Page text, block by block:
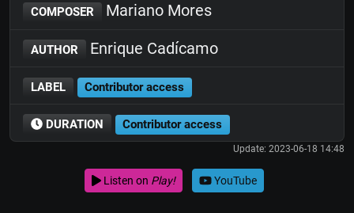
COMPOSER Mariano Mores
AUTHOR Enrique Cadícamo
LABEL Contributor access
DURATION Contributor access
Update: 2023-06-18 14:48
Listen on Play! YouTube